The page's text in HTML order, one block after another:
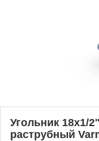
Угольник 18x1/
раструбный